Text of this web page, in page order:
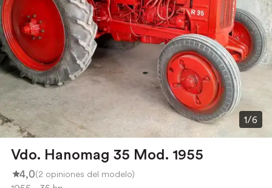
1/6
Vdo. Hanomag 35 Mod. 1955
4,0(2 opiniones del modelo)